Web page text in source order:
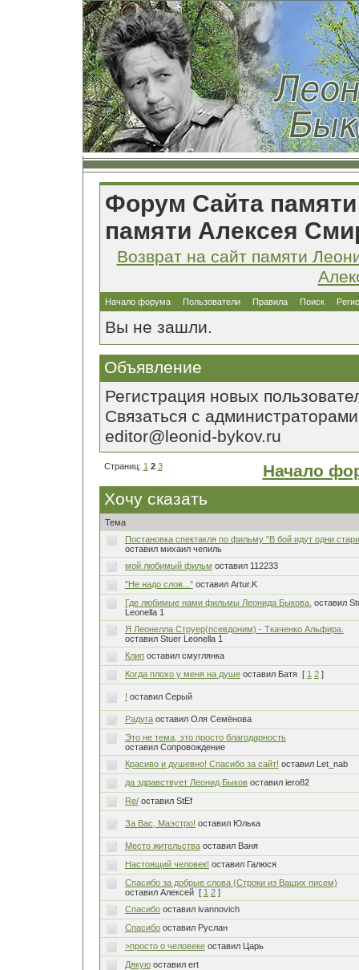
Форум Сайта
памяти Алексея
Возврат на сайт памяти
Начало форума Пользователи Правила Поиск
Вы не зашли.
Объявление
Регистрация новых
Связаться с
editor@leonid-bykov.ru
Страниц: 1 2 3
Начало
Хочу сказать
Тема
Постановка спектакля по фильму "В бой идут одни
оставил михаил чепиль
мой любимый фильм оставил 112233
"Не надо слов..." оставил Artur.K
Где любимые нами фильмы Леонида Быкова. оставил
Leonella 1
Я Леонелла Струер(псевдоним) - Ткаченко Альфира.
оставил Stuer Leonella 1
Клип оставил смуглянка
Когда плохо у меня на душе оставил Батя[ 1 2]
! оставил Серый
Радуга оставил Оля Семёнова
Это не тема, это просто благодарность
оставил Сопровождение
Красиво и душевно! Спасибо за сайт! оставил Let_nab
да здравствует Леонид Быков оставил iero82
Re/ оставил StEf
За Вас, Маэстро! оставил Юлька
Место жительства оставил Ваня
Настоящий человек! оставил Галюся
Спасибо за добрые слова (Строки из Ваших писем)
оставил Алексей[ 1 2]
Спасибо оставил ivannovich
Спасибо оставил Руслан
>просто о человеке оставил Царь
Дякую оставил ert